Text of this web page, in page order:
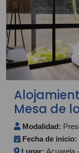
Mesa de
Modalidad:
Fecha de inicio:
Lugar: Acuarela